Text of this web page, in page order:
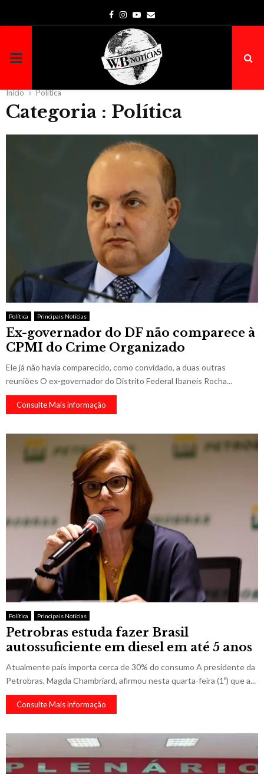
Facebook
Instagram
Youtube
Email
PRIMARY
MENU
Início Política
Categoria : Política
Política Principais Notícias
Ex-governador do DF não comparece à
CPMI do Crime Organizado
Ele já não havia comparecido, como convidado, a duas outras
reuniões O ex-governador do Distrito Federal Ibaneis Rocha...
Consulte Mais informação
Política Principais Notícias
Petrobras estuda fazer Brasil
autossuficiente em diesel em até 5 anos
Atualmente país importa cerca de 30% do consumo A presidente da
Petrobras, Magda Chambriard, afirmou nesta quarta-feira (1º) que a...
Consulte Mais informação